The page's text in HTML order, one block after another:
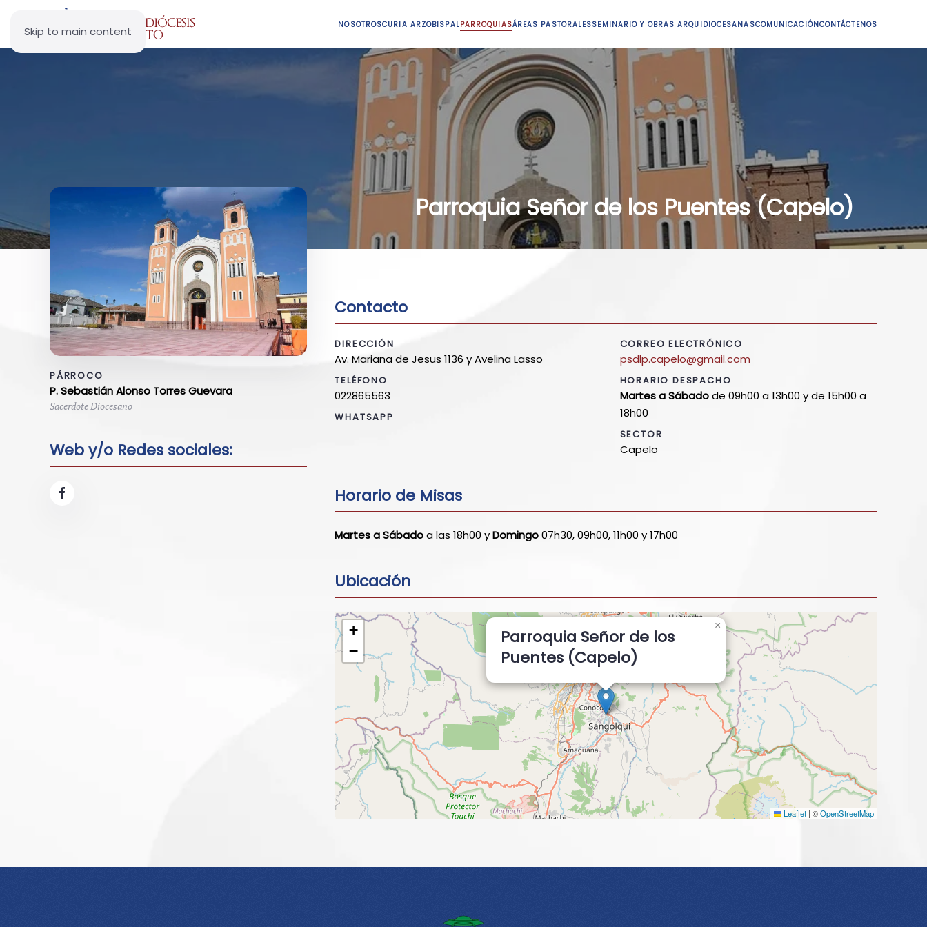
Skip to main content NOSOTROSCURIA ARZOBISPALPARROQUIASÁREAS PASTORALESSEMINARIO Y OBRAS ARQUIDIOCESANASCOMUNICACIÓNCONTÁCTENOS
Parroquia Señor de los Puentes (Capelo)
PÁRROCO
P. Sebastián Alonso Torres Guevara
Sacerdote Diocesano
Web y/o Redes sociales:
Contacto
DIRECCIÓN
Av. Mariana de Jesus 1136 y Avelina Lasso
TELÉFONO
022865563
WHATSAPP
CORREO ELECTRÓNICO
psdlp.capelo@gmail.com
HORARIO DESPACHO
Martes a Sábadode 09h00 a 13h00 y de 15h00 a
18h00
SECTOR
Capelo
Horario de Misas
Martes a Sábadoa las 18h00 yDomingo07h30, 09h00, 11h00 y 17h00
Ubicación
Parroquia Señor de los
Puentes (Capelo)
×
+
−
Leaflet | ©OpenStreetMap